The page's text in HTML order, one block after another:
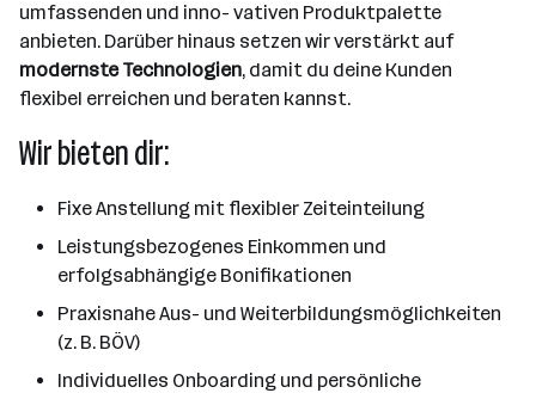
umfassenden und inno- vativen Produktpalette
anbieten. Darüber hinaus setzen wir verstärkt auf
modernste Technologien, damit du deine Kunden
flexibel erreichen und beraten kannst.
Wir bieten dir:
Fixe Anstellung mit flexibler Zeiteinteilung
Leistungsbezogenes Einkommen und
erfolgsabhängige Bonifikationen
Praxisnahe Aus- und Weiterbildungsmöglichkeiten
(z. B. BÖV)
Individuelles Onboarding und persönliche